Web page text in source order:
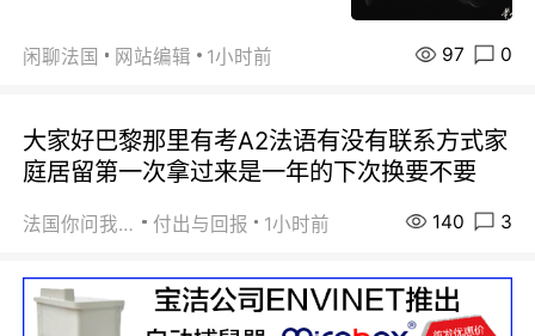
闲聊法国 网站编辑 1小时前 97 0
大家好巴黎那里有考A2法语有没有联系方式家
庭居留第一次拿过来是一年的下次换要不要
法国你问我答 付出与回报 1小时前 140 3